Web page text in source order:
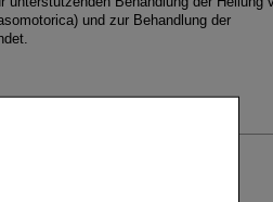
und zur Behandlung der